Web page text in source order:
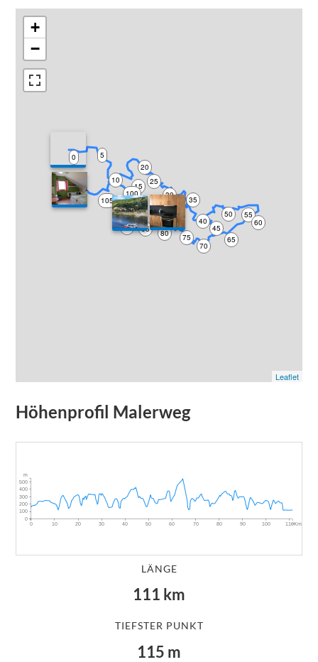
0 5
10
15
20
25
30
35
40
45
50 55
60
65
70
75
80
85
90
95
100
105
110
+
−
Leaflet
Höhenprofil Malerweg
0 10 20 30 40 50 60 70 80 90 100 110~Km
0
100
200
300
400
500
m
LÄNGE
111 km
TIEFSTER PUNKT
115 m